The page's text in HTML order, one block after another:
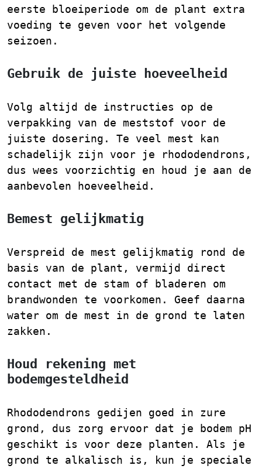
eerste bloeiperiode om de plant extra
voeding te geven voor het volgende
seizoen.
Gebruik de juiste hoeveelheid
Volg altijd de instructies op de
verpakking van de meststof voor de
juiste dosering. Te veel mest kan
schadelijk zijn voor je rhododendrons,
dus wees voorzichtig en houd je aan de
aanbevolen hoeveelheid.
Bemest gelijkmatig
Verspreid de mest gelijkmatig rond de
basis van de plant, vermijd direct
contact met de stam of bladeren om
brandwonden te voorkomen. Geef daarna
water om de mest in de grond te laten
zakken.
Houd rekening met
bodemgesteldheid
Rhododendrons gedijen goed in zure
grond, dus zorg ervoor dat je bodem pH
geschikt is voor deze planten. Als je
grond te alkalisch is, kun je speciale